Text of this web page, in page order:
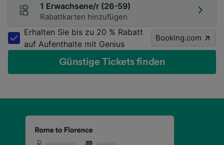
1 Erwachsene/r (26-59)
Rabattkarten hinzufügen
Erhalten Sie bis zu 20 % Rabatt
auf Aufenthalte mit Genius
Booking.com
Günstige Tickets finden